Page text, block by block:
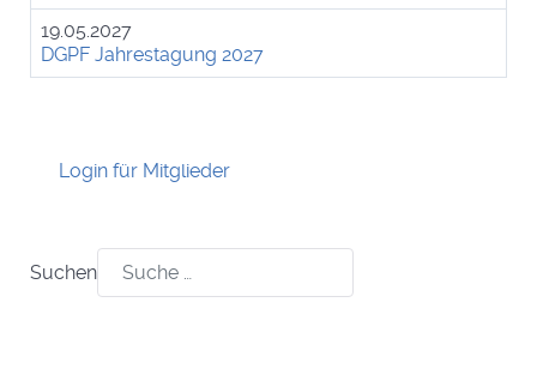
19.05.2027
DGPF Jahrestagung 2027
Login für Mitglieder
Suchen